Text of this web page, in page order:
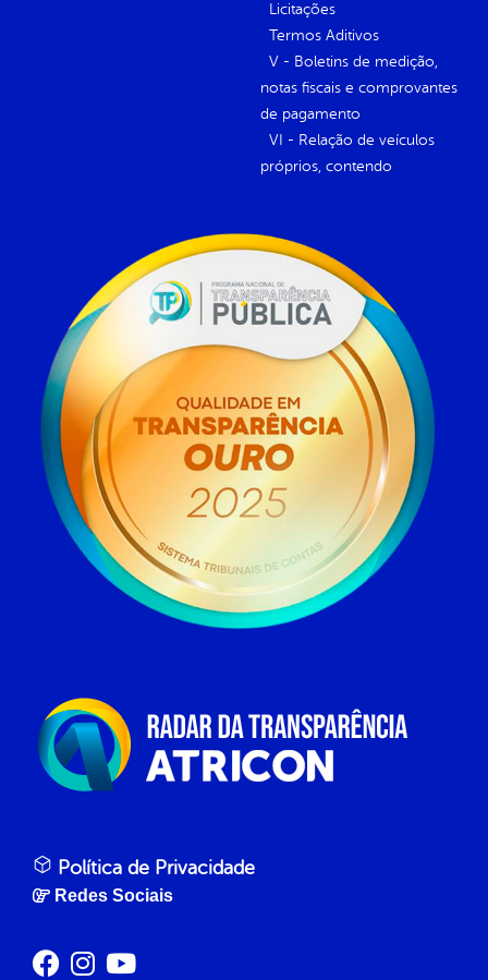
Licitações
Termos Aditivos
V - Boletins de medição,
notas fiscais e comprovantes
de pagamento
VI - Relação de veículos
próprios, contendo
Política de Privacidade
Redes Sociais